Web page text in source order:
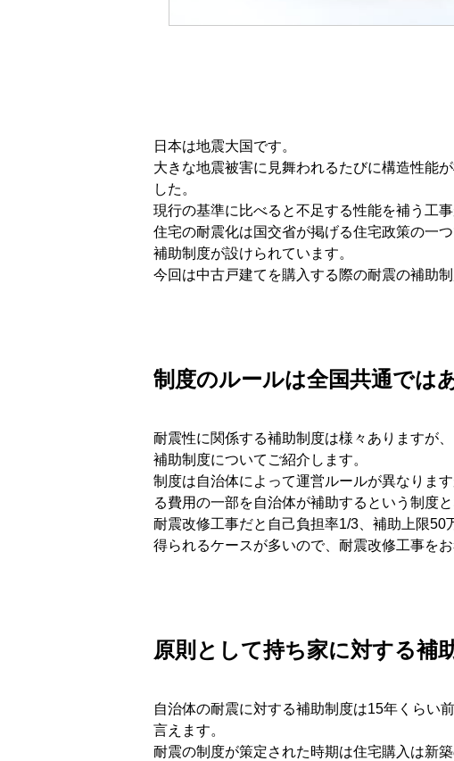
日本は地震大国です。
大きな地震被害に見舞われるたびに構造性能
した。
現行の基準に比べると不足する性能を補う工
住宅の耐震化は国交省が掲げる住宅政策の一
補助制度が設けられています。
今回は中古戸建てを購入する際の耐震の補助
制度のルールは全国共通では
耐震性に関係する補助制度は様々ありますが
補助制度についてご紹介します。
制度は自治体によって運営ルールが異なりま
る費用の一部を自治体が補助するという制度と
耐震改修工事だと自己負担率1/3、補助上限
得られるケースが多いので、耐震改修工事を
原則として持ち家に対する補
自治体の耐震に対する補助制度は15年くらい
言えます。
耐震の制度が策定された時期は住宅購入は新